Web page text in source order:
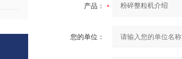
产品：
您的单位：